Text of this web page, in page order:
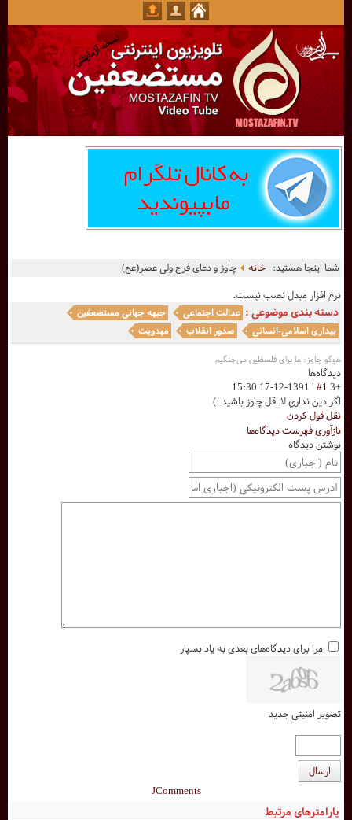
شما اینجا هستید:خانه
چاوز و دعای فرج ولی عصر(عج)
نرم افزار مبدل نصب نیست.
دسته بندی موضوعی : عدالت اجتماعی
جبهه جهانی مستضعفین
بیداری اسلامی-انسانی
صدور انقلاب مهدویت
هوگو چاوز: ما برای فلسطین می‌جنگیم
پارامترهای مرتبط
دیدگاه‌ها
+3
#1 ا 1391-12-17 15:30
اگر دين نداري لا اقل چاوز باشيد :)
نقل قول کردن
بازآوری فهرست دیدگاه‌ها
نوشتن دیدگاه
مرا برای دیدگاه‌های بعدی به یاد بسپار
تصویر امنیتی جدید
ارسال
JComments